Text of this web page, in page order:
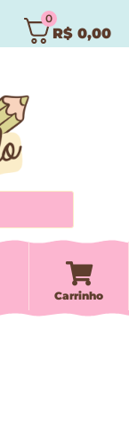
0
R$0,00
Carrinho